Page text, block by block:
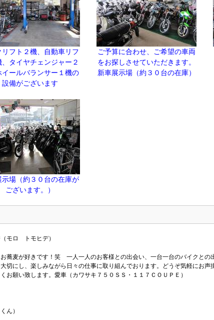
リフト２機、自動車リフ
、タイヤチェンジャー２
イールバランサー１機の
設備がございます
ご予算に合わせ、ご希望の車両
をお探しさせていただきます。
新車展示場（約３０台の在庫）
示場（約３０台の在庫が
ございます。）
モロ トモヒデ）
蕎麦が好きです！笑 一人一人のお客様との出会い、一台一台のバイクとの
切にし、楽しみながら日々の仕事に取り組んでおります。どうぞ気軽にお声
お願い致します。愛車（カワサキ７５０ＳＳ・１１７ＣＯＵＰＥ）
ん）